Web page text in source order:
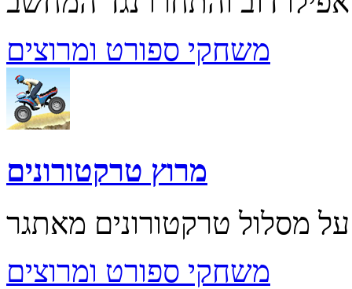
משחקי ספורט ומרוצים
מרוץ טרקטורונים
משחקי ספורט ומרוצים